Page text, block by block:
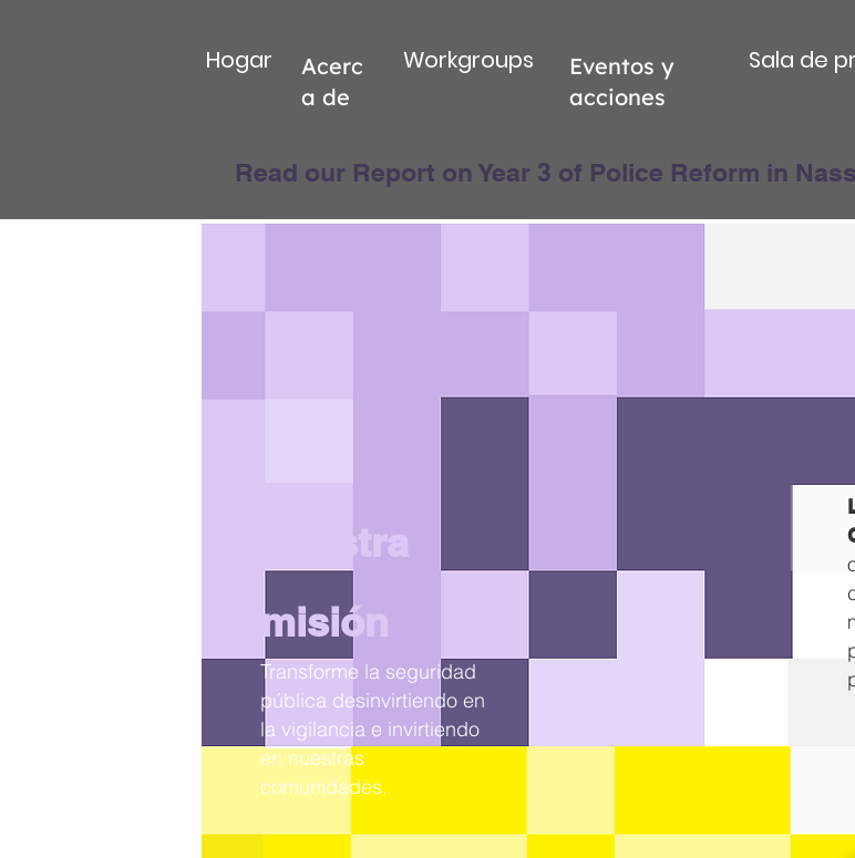
Hogar
Acerc
a de
Sala de
Eventos y
acciones
Workgroups
Read our Report on Year 3 of Police Reform in
Nuestra
misión
Transforme la seguridad
pública desinvirtiendo en
la vigilancia e invirtiendo
en nuestras
comunidades.